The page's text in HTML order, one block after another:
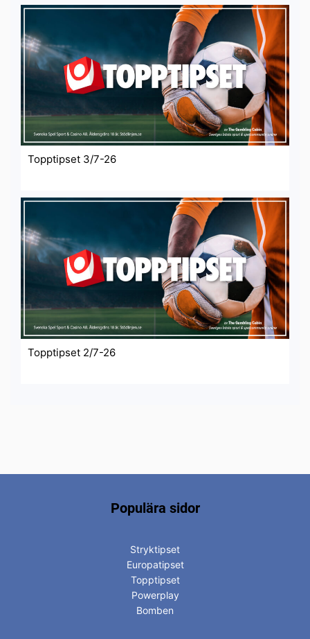
Topptipset 3/7-26
Topptipset 2/7-26
Populära sidor
Stryktipset
Europatipset
Topptipset
Powerplay
Bomben